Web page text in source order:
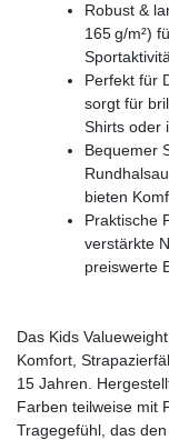
Robust &
165 g/m²)
Perfekt für
sorgt für
Shirts oder
Bequemer
bieten
Praktische
verstärkte
preiswerte
Das Kids
Komfort,
15 Jahren.
Farben teilweise mit
Tragegefühl, das